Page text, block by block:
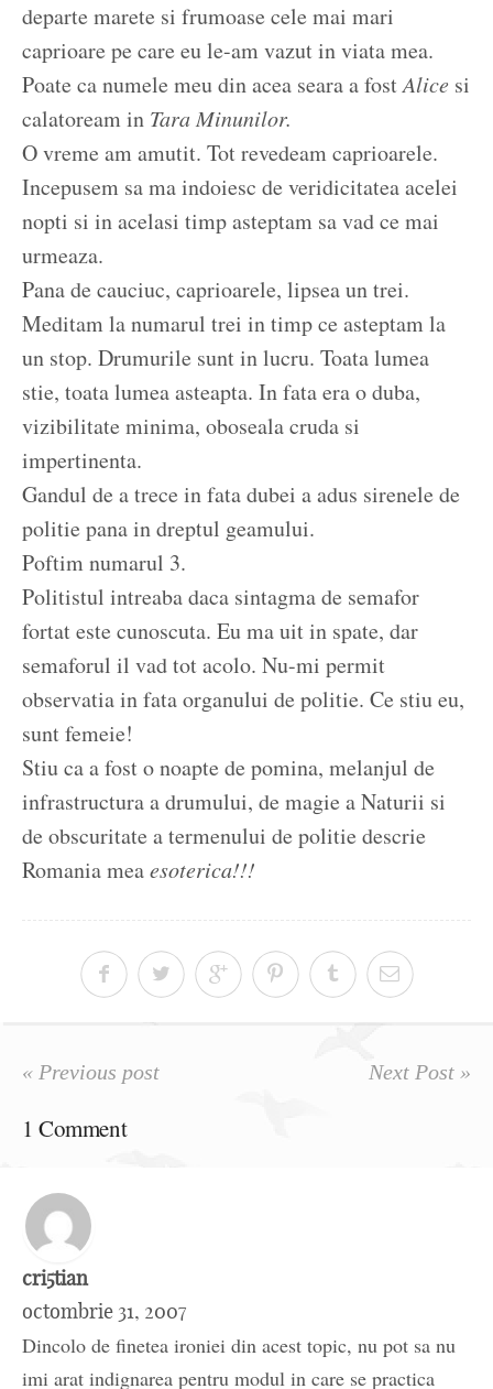
departe marete si frumoase cele mai mari
caprioare pe care eu le-am vazut in viata mea.
Poate ca numele meu din acea seara a fostAlice si
calatoream in Tara Minunilor.
O vreme am amutit. Tot revedeam caprioarele.
Incepusem sa ma indoiesc de veridicitatea acelei
nopti si in acelasi timp asteptam sa vad ce mai
urmeaza.
Pana de cauciuc, caprioarele, lipsea un trei.
Meditam la numarul trei in timp ce asteptam la
un stop. Drumurile sunt in lucru. Toata lumea
stie, toata lumea asteapta. In fata era o duba,
vizibilitate minima, oboseala cruda si
impertinenta.
Gandul de a trece in fata dubei a adus sirenele de
politie pana in dreptul geamului.
Poftim numarul 3.
Politistul intreaba daca sintagma de semafor
fortat este cunoscuta. Eu ma uit in spate, dar
semaforul il vad tot acolo. Nu-mi permit
observatia in fata organului de politie. Ce stiu eu,
sunt femeie!
Stiu ca a fost o noapte de pomina, melanjul de
infrastructura a drumului, de magie a Naturii si
de obscuritate a termenului de politie descrie
Romania meaesoterica!!!
« Previous post Next Post »
1 Comment
cri5tian
octombrie 31, 2007
Dincolo de finetea ironiei din acest topic, nu pot sa nu
imi arat indignarea pentru modul in care se practica